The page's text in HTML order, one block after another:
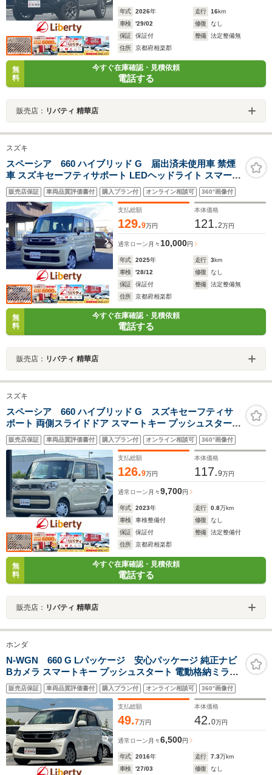
年式 2026年 走行 16km
車検
'29/02 修復
なし
保証
保証付 整備
法定整備無
住所
京都府相楽郡
無
料
今すぐ在庫確認・見積依頼
電話する
販売店： リバティ 精華店
スズキ
スペーシア 660 ハイブリッド G 届出済未使用車 禁煙
車 スズキセーフティサポート LEDヘッドライト スマート
キー プッシュスタート アイドリングストップ 両側スライ
ドドア ステアリングスイッチ 電動格納ミラー オートエア
コン
販売店保証 車両品質評価書付 購入プラン付 オンライン相談可 360°画像付
支払総額
129.9万円
本体価格
121.2万円
通常ローン 月々 10,000円
年式 2025年 走行 3km
車検
'28/12 修復
なし
保証
保証付 整備
法定整備無
住所
京都府相楽郡
無
料
今すぐ在庫確認・見積依頼
電話する
販売店： リバティ 精華店
スズキ
スペーシア 660 ハイブリッド G スズキセーフティサ
ポート 両側スライドドア スマートキー プッシュスタート
アイドリングストップ 電動格納ミラー オートエアコン ヘ
ッドライトレベライザー
販売店保証 車両品質評価書付 購入プラン付 オンライン相談可 360°画像付
支払総額
126.9万円
本体価格
117.9万円
通常ローン 月々9,700円
年式 2023年 走行 0.8万km
車検
車検整備付 修復
なし
保証
保証付 整備
法定整備付
住所
京都府相楽郡
無
料
今すぐ在庫確認・見積依頼
電話する
販売店： リバティ 精華店
ホンダ
N-WGN 660 G Lパッケージ 安心パッケージ 純正ナビ
Bカメラ スマートキー プッシュスタート 電動格納ミラー
オートエアコン ステアリングスイッチ
販売店保証 車両品質評価書付 購入プラン付 オンライン相談可 360°画像付
支払総額
49.7万円
本体価格
42.0万円
通常ローン 月々6,500円
年式 2016年 走行 7.3万km
車検
'27/03 修復 なし